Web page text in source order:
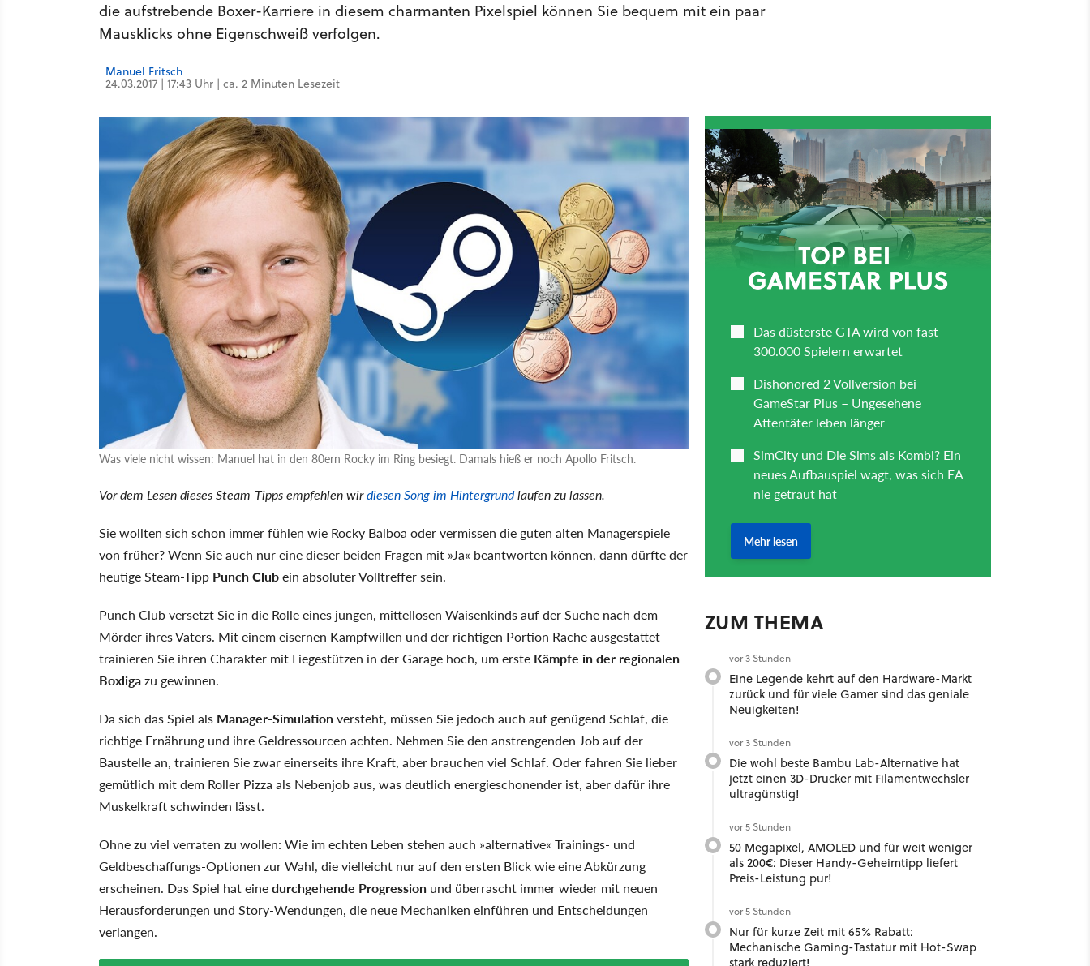
die aufstrebende Boxer-Karriere in diesem charmanten Pixelspiel können Sie bequem mit ein paar
Mausklicks ohne Eigenschweiß verfolgen.
Manuel Fritsch
24.03.2017 | 17:43 Uhr | ca. 2 Minuten Lesezeit
Was viele nicht wissen: Manuel hat in den 80ern Rocky im Ring besiegt. Damals hieß er noch Apollo Fritsch.
Vor dem Lesen dieses Steam-Tipps empfehlen wirdiesen Song im Hintergrundlaufen zu lassen.
Sie wollten sich schon immer fühlen wie Rocky Balboa oder vermissen die guten alten Managerspiele
von früher? Wenn Sie auch nur eine dieser beiden Fragen mit »Ja« beantworten können, dann dürfte der
heutige Steam-Tipp Punch Clubein absoluter Volltreffer sein.
Punch Club versetzt Sie in die Rolle eines jungen, mittellosen Waisenkinds auf der Suche nach dem
Mörder ihres Vaters. Mit einem eisernen Kampfwillen und der richtigen Portion Rache ausgestattet
trainieren Sie ihren Charakter mit Liegestützen in der Garage hoch, um erste Kämpfe in der regionalen
Boxligazu gewinnen.
Da sich das Spiel als Manager-Simulationversteht, müssen Sie jedoch auch auf genügend Schlaf, die
richtige Ernährung und ihre Geldressourcen achten. Nehmen Sie den anstrengenden Job auf der
Baustelle an, trainieren Sie zwar einerseits ihre Kraft, aber brauchen viel Schlaf. Oder fahren Sie lieber
gemütlich mit dem Roller Pizza als Nebenjob aus, was deutlich energieschonender ist, aber dafür ihre
Muskelkraft schwinden lässt.
Ohne zu viel verraten zu wollen: Wie im echten Leben stehen auch »alternative« Trainings- und
Geldbeschaffungs-Optionen zur Wahl, die vielleicht nur auf den ersten Blick wie eine Abkürzung
erscheinen. Das Spiel hat einedurchgehende Progression und überrascht immer wieder mit neuen
Herausforderungen und Story-Wendungen, die neue Mechaniken einführen und Entscheidungen
verlangen.
ZUM THEMA
vor 3 Stunden
Eine Legende kehrt auf den Hardware-Markt
zurück und für viele Gamer sind das geniale
Neuigkeiten!
vor 3 Stunden
Die wohl beste Bambu Lab-Alternative hat
jetzt einen 3D-Drucker mit Filamentwechsler
ultragünstig!
vor 5 Stunden
50 Megapixel, AMOLED und für weit weniger
als 200€: Dieser Handy-Geheimtipp liefert
Preis-Leistung pur!
vor 5 Stunden
Nur für kurze Zeit mit 65% Rabatt:
Mechanische Gaming-Tastatur mit Hot-Swap
stark reduziert!